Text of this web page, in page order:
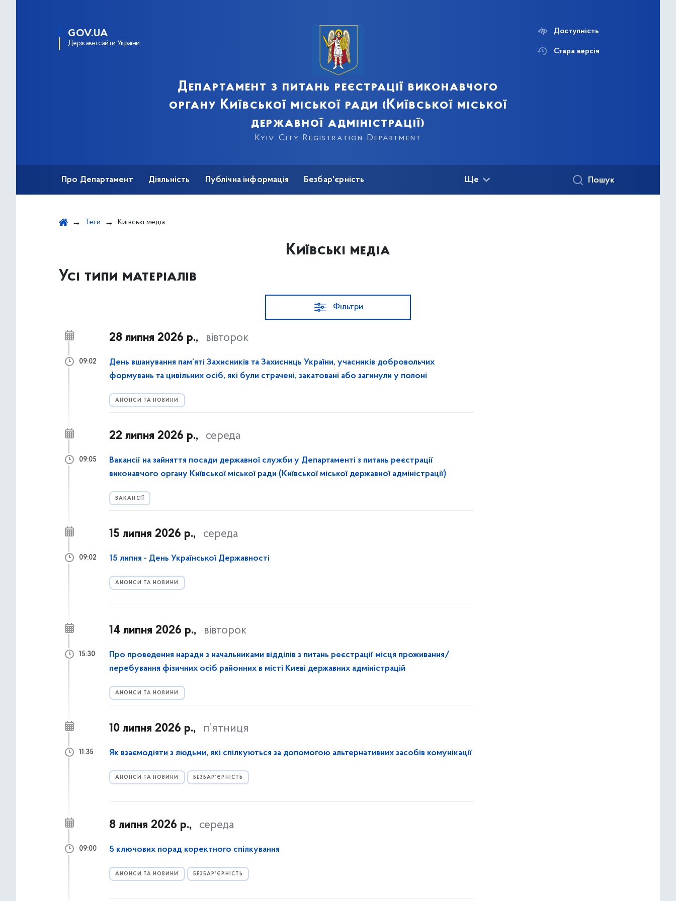
GOV.UA
Державні сайти України
Департамент з питань реєстрації виконавчого
органу Київської міської ради (Київської міської
державної адміністрації)
Kyiv City Registration Department
Доступність
Стара версія
Про Департамент Діяльність Публічна інформація Безбар'єрність Ще Пошук
Теги Київські медіа
Київські медіа
Усі типи матеріалів
Фільтри
28 липня 2026 р., вівторок
День вшанування пам’яті Захисників та Захисниць України, учасників добровольчих
формувань та цивільних осіб, які були страчені, закатовані або загинули у полоні
АНОНСИ ТА НОВИНИ
09:02
22 липня 2026 р., середа
Вакансії на зайняття посади державної служби у Департаменті з питань реєстрації
виконавчого органу Київської міської ради (Київської міської державної адміністрації)
ВАКАНСІЇ
09:05
15 липня 2026 р., середа
15 липня - День Української Державності
АНОНСИ ТА НОВИНИ
09:02
14 липня 2026 р., вівторок
Про проведення наради з начальниками відділів з питань реєстрації місця проживання/
перебування фізичних осіб районних в місті Києві державних адміністрацій
АНОНСИ ТА НОВИНИ
15:30
10 липня 2026 р., п’ятниця
Як взаємодіяти з людьми, які спілкуються за допомогою альтернативних засобів комунікації
АНОНСИ ТА НОВИНИ БЕЗБАР’ЄРНІСТЬ
11:35
8 липня 2026 р., середа
5 ключових порад коректного спілкування
АНОНСИ ТА НОВИНИ БЕЗБАР’ЄРНІСТЬ
09:00